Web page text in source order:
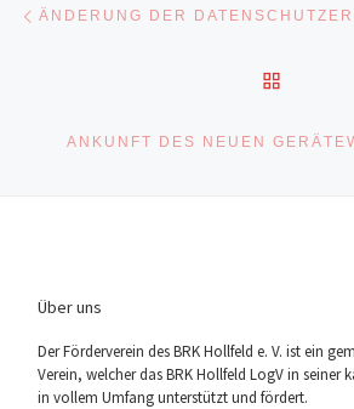
ÄNDERUNG DER
ANKUNFT DES NEUEN
Über uns
Der För­der­ver­ein des BRK Holl­feld e. V. ist ein
Ver­ein, wel­cher das BRK Holl­feld LogV in sei­ner
in vol­lem Umfang unter­stützt und fördert.